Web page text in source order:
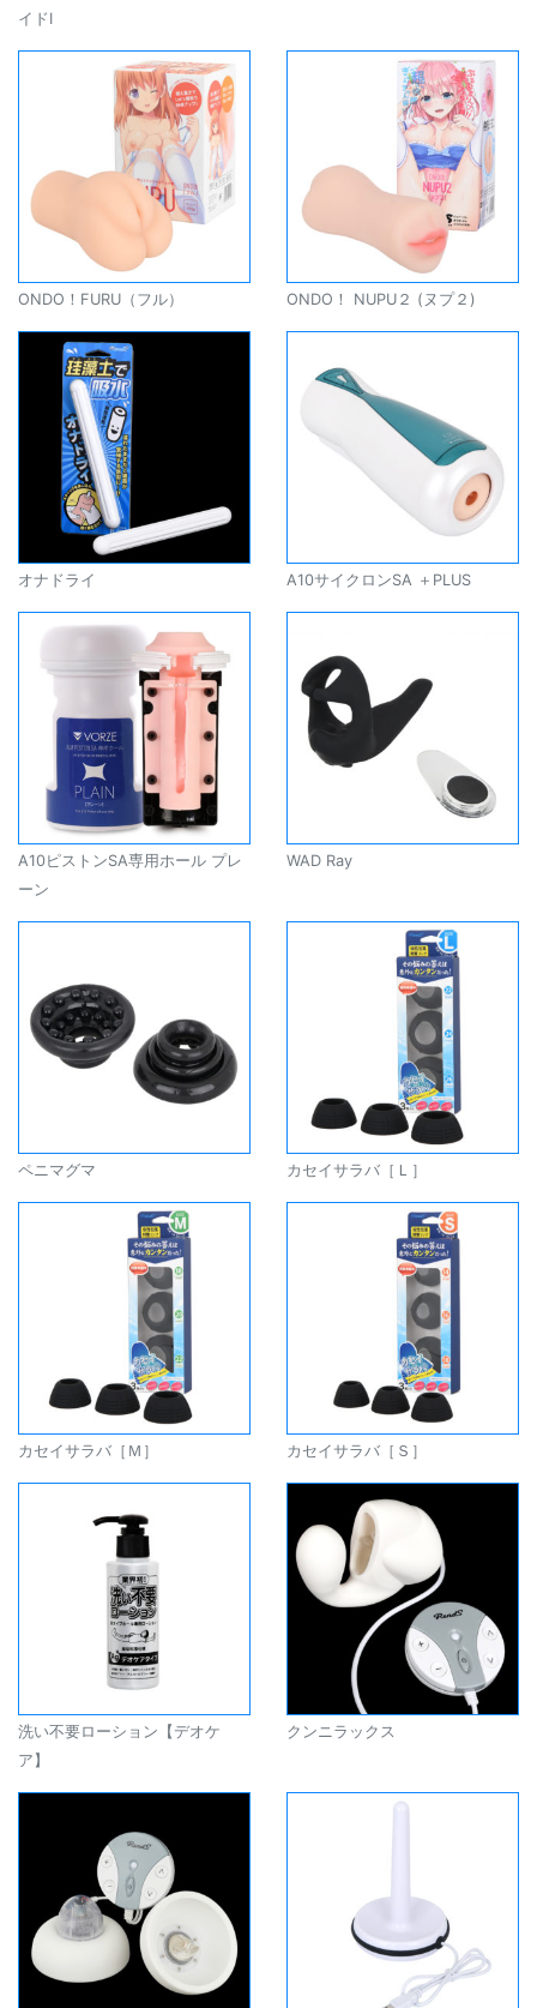
イドⅠ
ONDO！FURU（フル） ONDO！ NUPU２ (ヌプ２)
オナドライ A10サイクロンSA ＋PLUS
A10ピストンSA専用ホール プレ
ーン
WAD Ray
ペニマグマ カセイサラバ［Ｌ］
カセイサラバ［Ｍ］ カセイサラバ［Ｓ］
洗い不要ローション【デオケ
ア】
クンニラックス